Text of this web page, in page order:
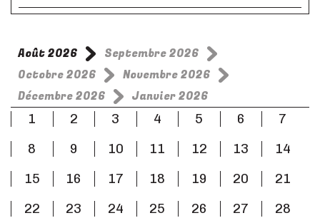
Merci pour cette belle soirée. Un grand bravo aux acteurs et au pianiste Nous
avons passé un excellent moment
12/02/19 à 22:08
Et encore un très bon spectacle à la comédie Odéon! C'est une incroyable
épopée dans laquelle nous sommes embarqués; spectacle plein de surprises...
Vraiment bien!
Août 2026
Septembre 2026
Octobre 2026
Novembre 2026
Décembre 2026
Janvier 2026
1
2 3 4 5 6
7
8
9 10 11 12 13
14
15
16 17 18 19 20
21
22
23 24 25 26 27
28